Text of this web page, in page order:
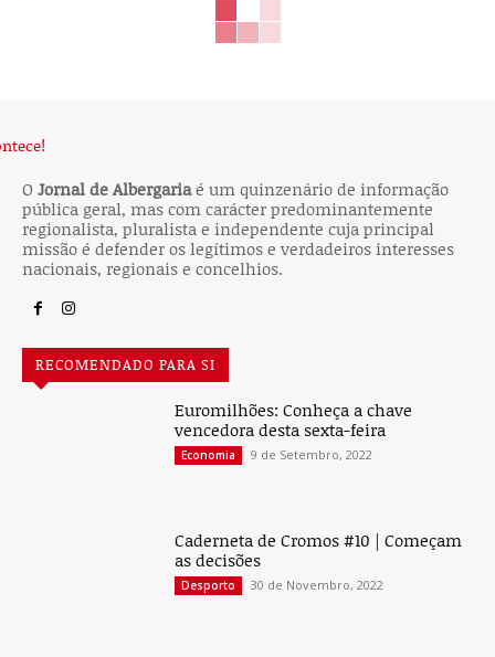
O Jornal de Albergariaé um quinzenário de informação
pública geral, mas com carácter predominantemente
regionalista, pluralista e independente cuja principal
missão é defender os legítimos e verdadeiros interesses
nacionais, regionais e concelhios.
RECOMENDADO PARA SI
Euromilhões: Conheça a chave
vencedora desta sexta-feira
Economia 9 de Setembro, 2022
Caderneta de Cromos #10 | Começam
as decisões
Desporto 30 de Novembro, 2022